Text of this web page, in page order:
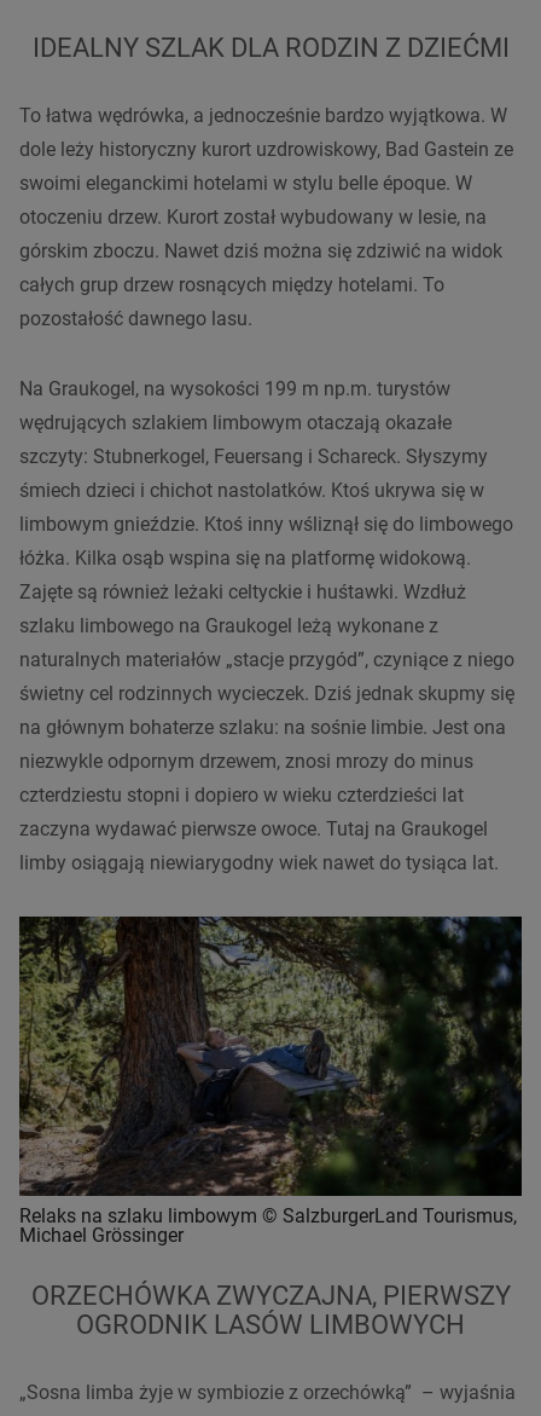
IDEALNY SZLAK DLA RODZIN Z DZIEĆMI
To łatwa wędrówka, a jednocześnie bardzo wyjątkowa. W
dole leży historyczny kurort uzdrowiskowy, Bad Gastein ze
swoimi eleganckimi hotelami w stylu belle époque. W
otoczeniu drzew. Kurort został wybudowany w lesie, na
górskim zboczu. Nawet dziś można się zdziwić na widok
całych grup drzew rosnących między hotelami. To
pozostałość dawnego lasu.
Na Graukogel, na wysokości 199 m np.m. turystów
wędrujących szlakiem limbowym otaczają okazałe
szczyty: Stubnerkogel, Feuersang i Schareck. Słyszymy
śmiech dzieci i chichot nastolatków. Ktoś ukrywa się w
limbowym gnieździe. Ktoś inny wśliznął się do limbowego
łóżka. Kilka osąb wspina się na platformę widokową.
Zajęte są również leżaki celtyckie i huśtawki. Wzdłuż
szlaku limbowego na Graukogel leżą wykonane z
naturalnych materiałów „stacje przygód”, czyniące z niego
świetny cel rodzinnych wycieczek. Dziś jednak skupmy się
na głównym bohaterze szlaku: na sośnie limbie. Jest ona
niezwykle odpornym drzewem, znosi mrozy do minus
czterdziestu stopni i dopiero w wieku czterdzieści lat
zaczyna wydawać pierwsze owoce. Tutaj na Graukogel
limby osiągają niewiarygodny wiek nawet do tysiąca lat.
Relaks na szlaku limbowym © SalzburgerLand Tourismus,
Michael Grössinger
ORZECHÓWKA ZWYCZAJNA, PIERWSZY
OGRODNIK LASÓW LIMBOWYCH
„Sosna limba żyje w symbiozie z orzechówką” – wyjaśnia